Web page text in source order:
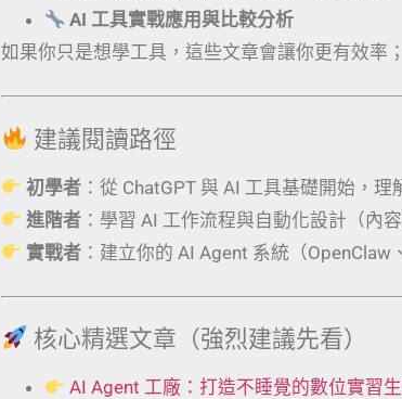
AI 工具實戰應用與比較分析
如果你只是想學工具，這些文章會讓你更有效率
建議閱讀路徑
初學者 ：從 ChatGPT 與 AI 工具基礎開始，
進階者 ：學習 AI 工作流程與自動化設計（內
實戰者 ：建立你的 AI Agent 系統（OpenClaw
核心精選文章（強烈建議先看）
AI Agent 工廠：打造不睡覺的數位實習